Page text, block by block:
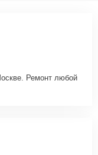
Ремонт любой